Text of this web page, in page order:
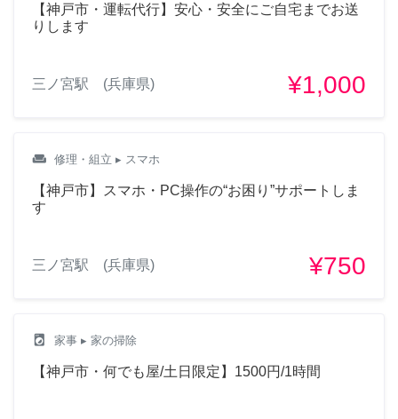
【神戸市・運転代行】安心・安全にご自宅までお送
りします
三ノ宮駅 (兵庫県) ¥1,000
weekend 修理・組立 ▸ スマホ
【神戸市】スマホ・PC操作の“お困り”サポートしま
す
三ノ宮駅 (兵庫県) ¥750
local_laundry_service 家事 ▸ 家の掃除
【神戸市・何でも屋/土日限定】1500円/1時間